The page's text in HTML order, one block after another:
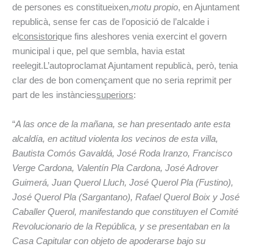
de persones es constitueixen,motu propio, en Ajuntament
republicà, sense fer cas de l’oposició de l’alcalde i
elconsistorique fins aleshores venia exercint el govern
municipal i que, pel que sembla, havia estat
reelegit.L’autoproclamat Ajuntament republicà, però, tenia
clar des de bon començament que no seria reprimit per
part de les instànciessuperiors:
“A las once de la mañana, se han presentado ante esta
alcaldía, en actitud violenta los vecinos de esta villa,
Bautista Comós Gavaldá, José Roda Iranzo, Francisco
Verge Cardona, Valentín Pla Cardona, José Adrover
Guimerá, Juan Querol Lluch, José Querol Pla (Fustino),
José Querol Pla (Sargantano), Rafael Querol Boix y José
Caballer Querol, manifestando que constituyen el Comité
Revolucionario de la República, y se presentaban en la
Casa Capitular con objeto de apoderarse bajo su